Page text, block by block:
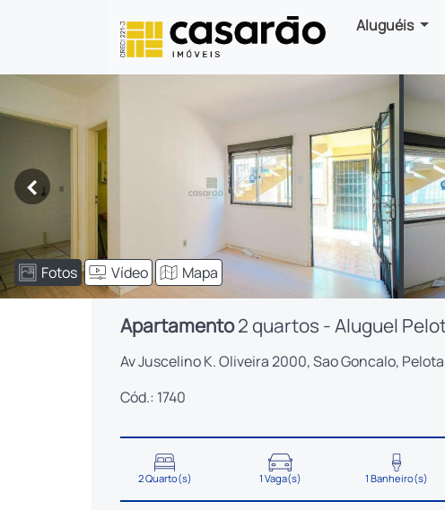
Aluguéis
<
Fotos Vídeo Mapa
Apartamento2 quartos - Aluguel
Av Juscelino K. Oliveira 2000, Sao Goncalo,
Cód.: 1740
2 Quarto(s) 1 Vaga(s) 1 Banheiro(s)